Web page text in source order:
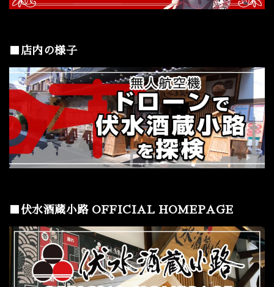
■店内の様子
■伏水酒蔵小路 OFFICIAL HOMEPAGE